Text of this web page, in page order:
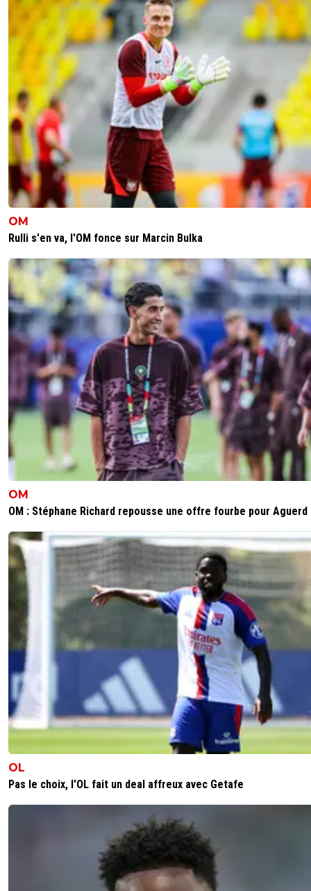
OM
Rulli s'en va, l'OM fonce sur Marcin Bulka
OM
OM : Stéphane Richard repousse une offre fourbe pour Aguerd
OL
Pas le choix, l'OL fait un deal affreux avec Getafe